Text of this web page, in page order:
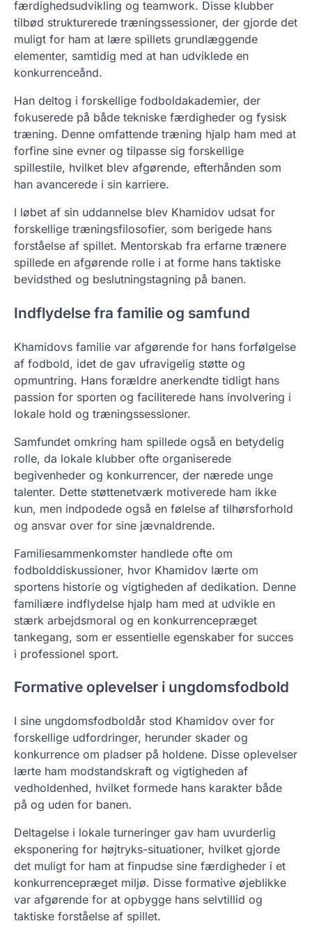
færdighedsudvikling og teamwork. Disse klubber
tilbød strukturerede træningssessioner, der gjorde det
muligt for ham at lære spillets grundlæggende
elementer, samtidig med at han udviklede en
konkurrenceånd.
Han deltog i forskellige fodboldakademier, der
fokuserede på både tekniske færdigheder og fysisk
træning. Denne omfattende træning hjalp ham med at
forfine sine evner og tilpasse sig forskellige
spillestile, hvilket blev afgørende, efterhånden som
han avancerede i sin karriere.
I løbet af sin uddannelse blev Khamidov udsat for
forskellige træningsfilosofier, som berigede hans
forståelse af spillet. Mentorskab fra erfarne trænere
spillede en afgørende rolle i at forme hans taktiske
bevidsthed og beslutningstagning på banen.
Indflydelse fra familie og samfund
Khamidovs familie var afgørende for hans forfølgelse
af fodbold, idet de gav ufravigelig støtte og
opmuntring. Hans forældre anerkendte tidligt hans
passion for sporten og faciliterede hans involvering i
lokale hold og træningssessioner.
Samfundet omkring ham spillede også en betydelig
rolle, da lokale klubber ofte organiserede
begivenheder og konkurrencer, der nærede unge
talenter. Dette støttenetværk motiverede ham ikke
kun, men indpodede også en følelse af tilhørsforhold
og ansvar over for sine jævnaldrende.
Familiesammenkomster handlede ofte om
fodbolddiskussioner, hvor Khamidov lærte om
sportens historie og vigtigheden af dedikation. Denne
familiære indflydelse hjalp ham med at udvikle en
stærk arbejdsmoral og en konkurrencepræget
tankegang, som er essentielle egenskaber for succes
i professionel sport.
Formative oplevelser i ungdomsfodbold
I sine ungdomsfodboldår stod Khamidov over for
forskellige udfordringer, herunder skader og
konkurrence om pladser på holdene. Disse oplevelser
lærte ham modstandskraft og vigtigheden af
vedholdenhed, hvilket formede hans karakter både
på og uden for banen.
Deltagelse i lokale turneringer gav ham uvurderlig
eksponering for højtryks-situationer, hvilket gjorde
det muligt for ham at finpudse sine færdigheder i et
konkurrencepræget miljø. Disse formative øjeblikke
var afgørende for at opbygge hans selvtillid og
taktiske forståelse af spillet.